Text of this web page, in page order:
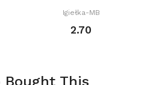
Igiełka-MB
2.70
Bought This